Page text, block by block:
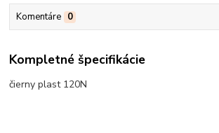
Komentáre 0
Kompletné špecifikácie
čierny plast 120N